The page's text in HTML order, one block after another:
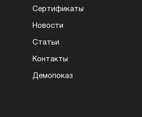
Сертификаты
Новости
Статьи
Контакты
Демопоказ